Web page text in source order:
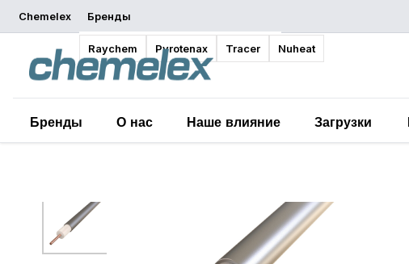
Chemelex Бренды
Raychem Pyrotenax Tracer Nuheat
Бренды О нас Наше влияние Загрузки
Обзор